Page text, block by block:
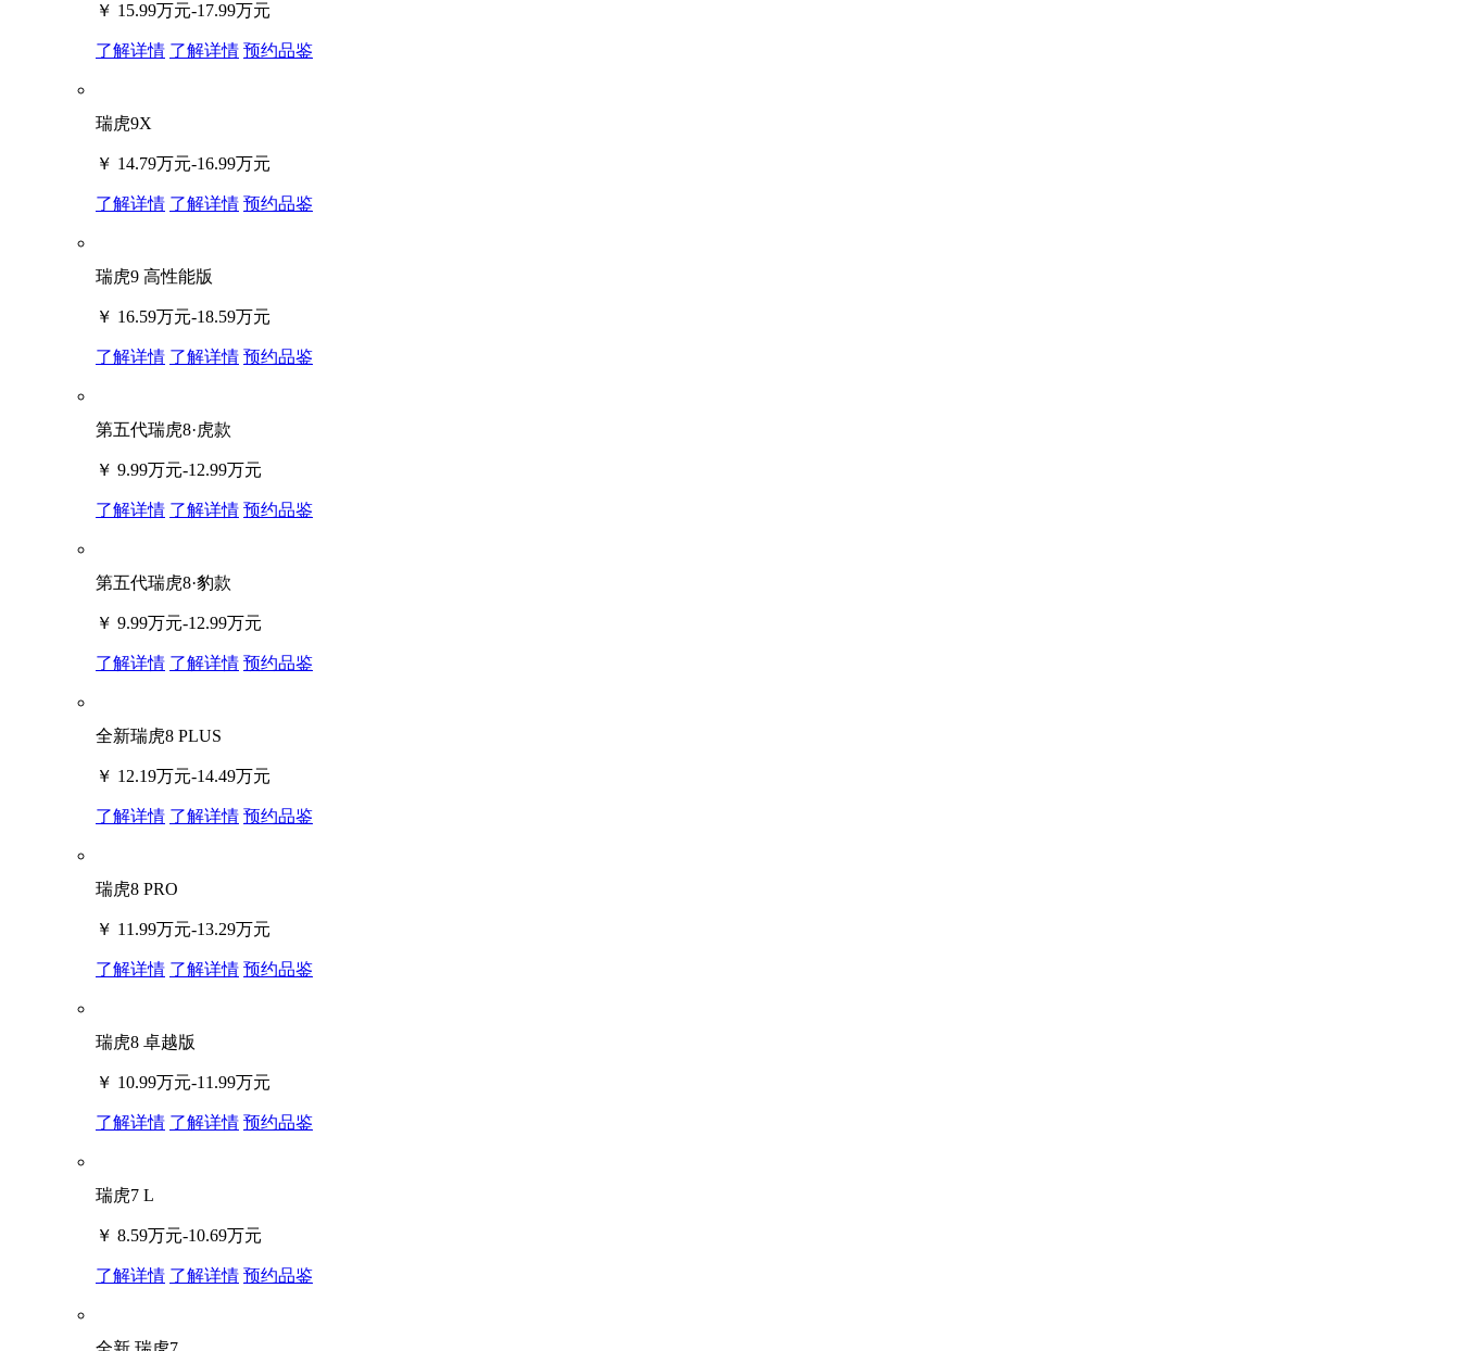
￥ 15.99万元-17.99万元
了解详情 了解详情 预约品鉴
瑞虎9X
￥ 14.79万元-16.99万元
了解详情 了解详情 预约品鉴
瑞虎9 高性能版
￥ 16.59万元-18.59万元
了解详情 了解详情 预约品鉴
第五代瑞虎8·虎款
￥ 9.99万元-12.99万元
了解详情 了解详情 预约品鉴
第五代瑞虎8·豹款
￥ 9.99万元-12.99万元
了解详情 了解详情 预约品鉴
全新瑞虎8 PLUS
￥ 12.19万元-14.49万元
了解详情 了解详情 预约品鉴
瑞虎8 PRO
￥ 11.99万元-13.29万元
了解详情 了解详情 预约品鉴
瑞虎8 卓越版
￥ 10.99万元-11.99万元
了解详情 了解详情 预约品鉴
瑞虎7 L
￥ 8.59万元-10.69万元
了解详情 了解详情 预约品鉴